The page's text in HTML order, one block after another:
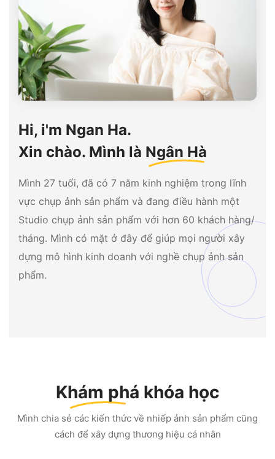
Hi, i'm Ngan Ha.
Xin chào. Mình là Ngân Hà
Mình 27 tuổi, đã có 7 năm kinh nghiệm trong lĩnh
vực chụp ảnh sản phẩm và đang điều hành một
Studio chụp ảnh sản phẩm với hơn 60 khách hàng/
tháng. Mình có mặt ở đây để giúp mọi người xây
dựng mô hình kinh doanh với nghề chụp ảnh sản
phẩm.
Khám phá khóa học
Mình chia sẻ các kiến thức về nhiếp ảnh sản phẩm cũng
cách để xây dựng thương hiệu cá nhân